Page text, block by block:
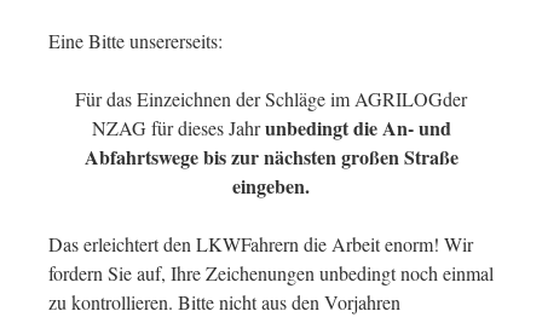
Eine Bitte unsererseits:
Für das Einzeichnen der Schläge im AGRILOGder
NZAG für dieses Jahrunbedingt die An- und
Abfahrtswege bis zur nächsten großen Straße
eingeben.
Das erleichtert den LKWFahrern die Arbeit enorm! Wir
fordern Sie auf, Ihre Zeichenungen unbedingt noch einmal
zu kontrollieren. Bitte nicht aus den Vorjahren